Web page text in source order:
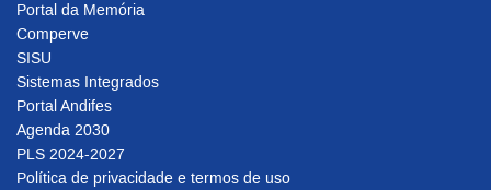
Portal da Memória
Comperve
SISU
Sistemas Integrados
Portal Andifes
Agenda 2030
PLS 2024-2027
Política de privacidade e termos de uso